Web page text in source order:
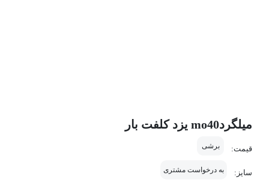
میلگردmo40 یزد کلفت بار
قیمت: برشی
سایز: به درخواست مشتری